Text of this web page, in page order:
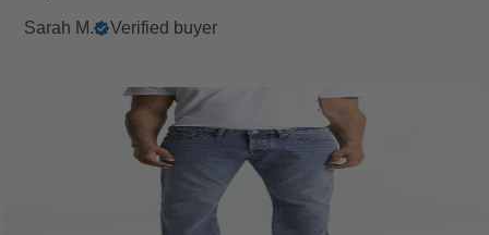
Sarah M. Verified buyer